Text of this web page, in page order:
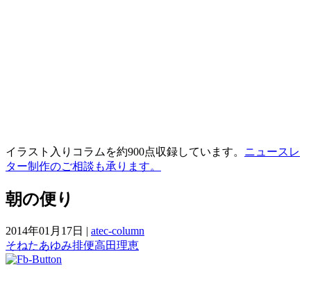
イラスト入りコラムを約900点収録しています。 ニュースレ
ター制作のご相談も承ります。
朝の便り
2014年01月17日 | atec-column
そねたあゆみ排便高田理恵